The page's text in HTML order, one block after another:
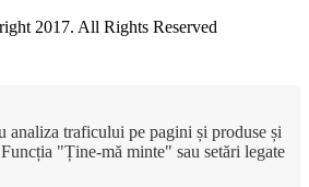
2017. All Rights Reserved
analiza traficului pe pagini și produse și
"Ține-mă minte" sau setări legate